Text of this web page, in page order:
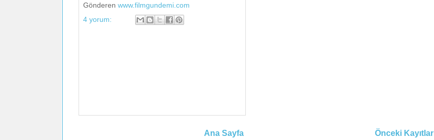
Gönderen www.filmgundemi.com
4 yorum:
Önceki Kayıtlar
Ana Sayfa